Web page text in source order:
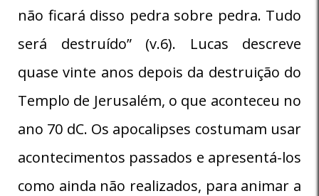
não ficará disso pedra sobre pedra. Tudo
será destruído” (v.6). Lucas descreve
quase vinte anos depois da destruição do
Templo de Jerusalém, o que aconteceu no
ano 70 dC. Os apocalipses costumam usar
acontecimentos passados e apresentá-los
como ainda não realizados, para animar a